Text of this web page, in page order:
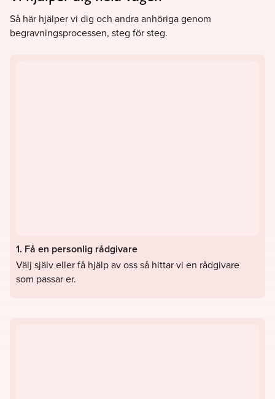
Så här hjälper vi dig och andra anhöriga genom
begravningsprocessen, steg för steg.
1. Få en personlig rådgivare
Välj själv eller få hjälp av oss så hittar vi en rådgivare
som passar er.